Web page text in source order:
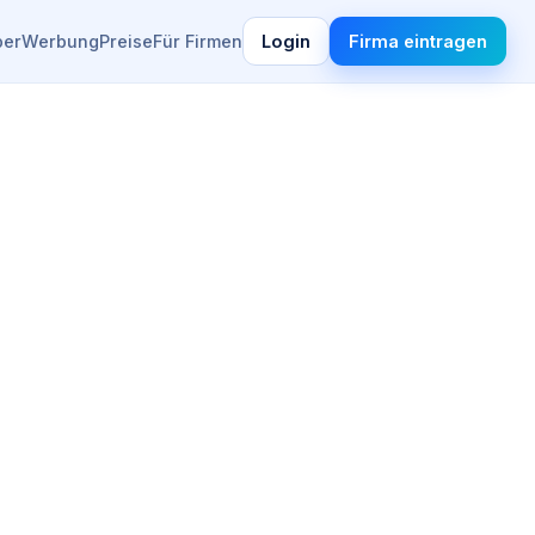
WerbungPreiseFür Firmen Login Firma eintragen